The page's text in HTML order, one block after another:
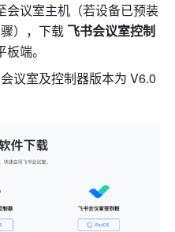
会议室主机（若设备已预装
），下载 飞书会议室控制
端。
议室及控制器版本为 V6.0